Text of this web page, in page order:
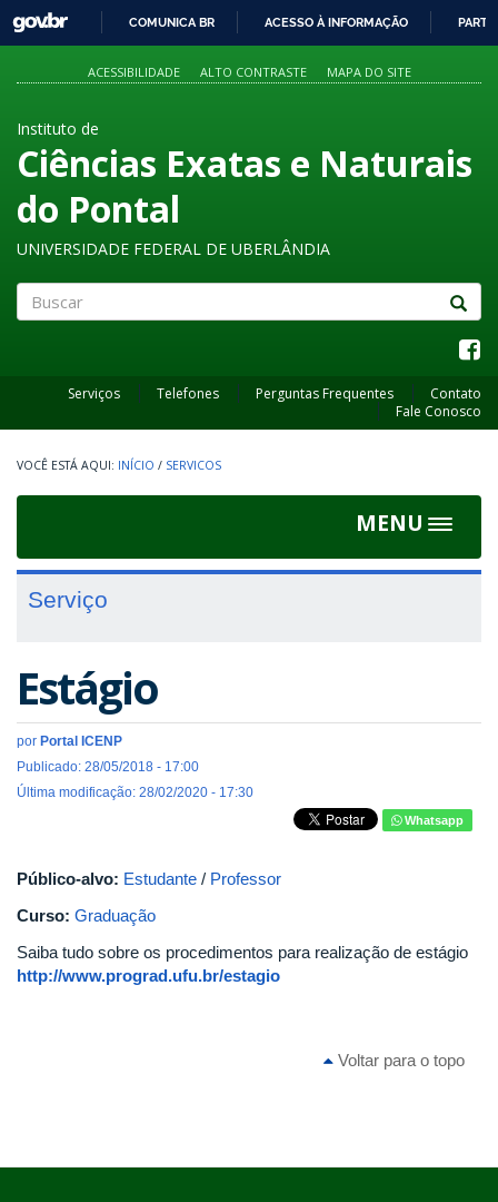
PARA
O
GOVBR
COMUNICA BR ACESSO À INFORMAÇÃO
ACESSIBILIDADE ALTO CONTRASTE MAPA DO SITE
Instituto de
Ciências Exatas e Naturais
do Pontal
UNIVERSIDADE FEDERAL DE UBERLÂNDIA
Serviços Telefones Perguntas Frequentes
Contato
Fale Conosco
INÍCIO / SERVICOS
MENU
Toggle
Serviço
Estágio
por Portal ICENP
Publicado: 28/05/2018 - 17:00
Última modificação: 28/02/2020 - 17:30
Whatsapp
Público-alvo: Estudante / Professor
Curso: Graduação
Saiba tudo sobre os procedimentos para realização de estágio
http://www.prograd.ufu.br/estagio
Voltar para o topo